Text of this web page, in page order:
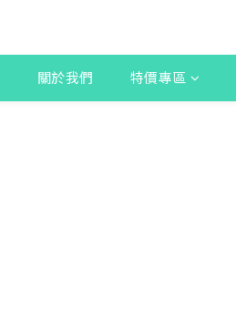
關於我們 特價專區